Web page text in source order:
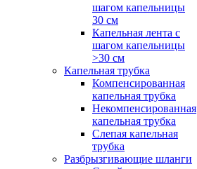
шагом капельницы
30 см
Капельная лента с
шагом капельницы
>30 см
Капельная трубка
Компенсированная
капельная трубка
Некомпенсированная
капельная трубка
Слепая капельная
трубка
Разбрызгивающие шланги